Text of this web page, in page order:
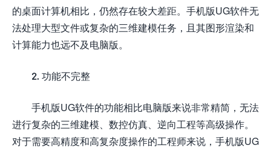
的桌面计算机相比，仍然存在较大差距。手机版UG软件无
法处理大型文件或复杂的三维建模任务，且其图形渲染和
计算能力也远不及电脑版。
2. 功能不完整
手机版UG软件的功能相比电脑版来说非常精简，无法
进行复杂的三维建模、数控仿真、逆向工程等高级操作。
对于需要高精度和高复杂度操作的工程师来说，手机版UG